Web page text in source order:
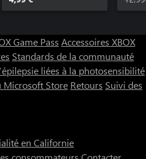
Game Pass Accessoires XBOX
Standards de la communauté
liées à la photosensibilité
Microsoft Store Retours Suivi des
en Californie